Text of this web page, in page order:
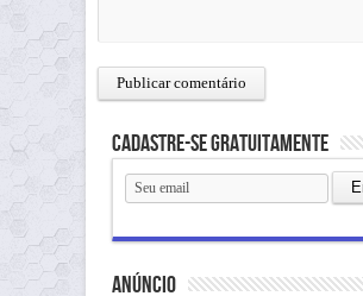
Cadastre-se gratuitamente
anúncio